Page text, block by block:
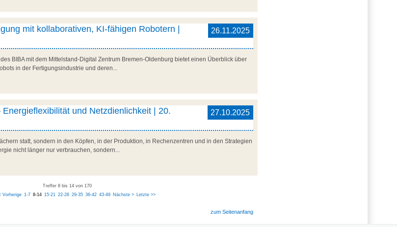
26.11.2025
mit kollaborativen, KI-fähigen Robotern |
BIBA mit dem Mittelstand-Digital Zentrum Bremen-Oldenburg bietet einen Überblick über
in der Fertigungsindustrie und deren...
27.10.2025
und Netzdienlichkeit | 20.
statt, sondern in den Köpfen, in der Produktion, in Rechenzentren und in den Strategien
nicht länger nur verbrauchen, sondern...
Treffer 8 bis 14 von 170
Vorherige 1-7 8-14 15-21 22-28 29-35 36-42 43-49 Nächste > Letzte >>
zum Seitenanfang